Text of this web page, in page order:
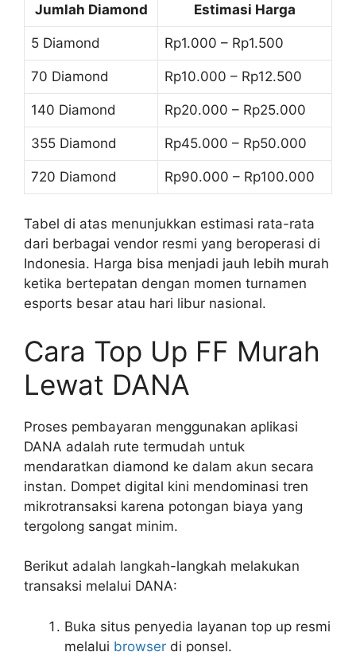
Jumlah Diamond Estimasi Harga
5 Diamond Rp1.000 – Rp1.500
70 Diamond Rp10.000 – Rp12.500
140 Diamond Rp20.000 – Rp25.000
355 Diamond Rp45.000 – Rp50.000
720 Diamond Rp90.000 – Rp100.000
Tabel di atas menunjukkan estimasi rata-rata
dari berbagai vendor resmi yang beroperasi di
Indonesia. Harga bisa menjadi jauh lebih murah
ketika bertepatan dengan momen turnamen
esports besar atau hari libur nasional.
Cara Top Up FF Murah
Lewat DANA
Proses pembayaran menggunakan aplikasi
DANA adalah rute termudah untuk
mendaratkan diamond ke dalam akun secara
instan. Dompet digital kini mendominasi tren
mikrotransaksi karena potongan biaya yang
tergolong sangat minim.
Berikut adalah langkah-langkah melakukan
transaksi melalui DANA:
Buka situs penyedia layanan top up resmi
melalui browser di ponsel.